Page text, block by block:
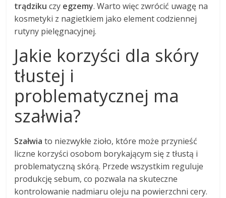
trądziku czy egzemy. Warto więc zwrócić uwagę na
kosmetyki z nagietkiem jako element codziennej
rutyny pielęgnacyjnej.
Jakie korzyści dla skóry
tłustej i
problematycznej ma
szałwia?
Szałwia to niezwykłe zioło, które może przynieść
liczne korzyści osobom borykającym się z tłustą i
problematyczną skórą. Przede wszystkim reguluje
produkcję sebum, co pozwala na skuteczne
kontrolowanie nadmiaru oleju na powierzchni cery.